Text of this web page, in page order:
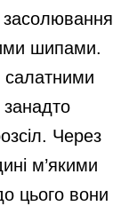
шипами.
салатними
занадто
Через
м’якими
цього вони